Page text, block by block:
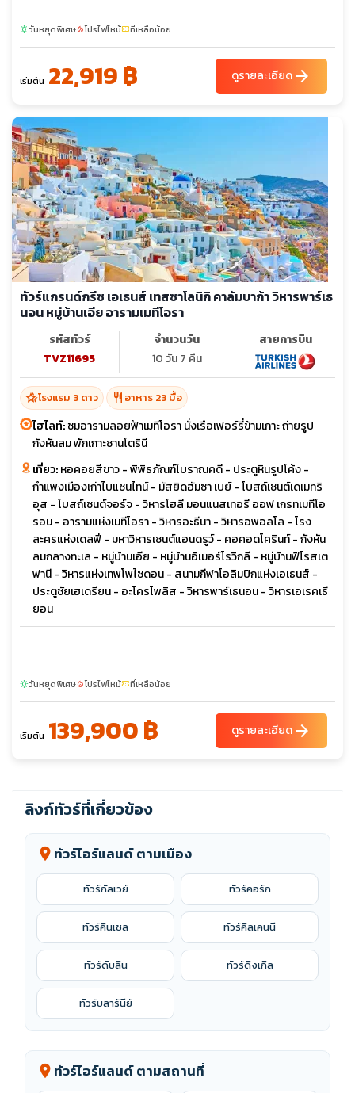
sunnyวันหยุดพิเศษlocal_fire_departmentโปรไฟไหม้confirmation_numberที่เหลือน้อย
เริ่มต้น 22,919 ฿ ดูรายละเอียดarrow_forward
ทัวร์แกรนด์กรีซ เอเธนส์ เทสซาโลนิกิ คาลัมบาก้า วิหารพาร์เธ
นอน หมู่บ้านเอีย อารามเมทีโอรา
รหัสทัวร์
TVZ11695
จำนวนวัน
10 วัน 7 คืน
สายการบิน
hotel_classโรงแรม 3 ดาว restaurant อาหาร 23 มื้อ
ไฮไลท์:ชมอารามลอยฟ้าเมทีโอรา นั่งเรือเฟอร์รี่ข้ามเกาะ ถ่ายรูป
กังหันลม พักเกาะซานโตรินี
เที่ยว:หอคอยสีขาว - พิพิธภัณฑ์โบราณคดี - ประตูหินรูปโค้ง -
กำแพงเมืองเก่าไบแซนไทน์ - มัสยิดฮัมซา เบย์ - โบสถ์เซนต์เดเมทริ
อุส - โบสถ์เซนต์จอร์จ - วิหารโฮลี มอนแนสเทอรี ออฟ เกรทเมทีโอ
รอน - อารามแห่งเมทีโอรา - วิหารอะธีนา - วิหารอพอลโล - โรง
ละครแห่งเดลฟี - มหาวิหารเซนต์แอนดรูว์ - คอคอดโครินท์ - กังหัน
ลมกลางทะเล - หมู่บ้านเอีย - หมู่บ้านอิเมอร์โรวิกลี - หมู่บ้านฟิโรสเต
ฟานี - วิหารแห่งเทพโพไซดอน - สนามกีฬาโอลิมปิกแห่งเอเธนส์ -
ประตูชัยเฮเดรียน - อะโครโพลิส - วิหารพาร์เธนอน - วิหารเอเรคเธี
ยอน
sunnyวันหยุดพิเศษlocal_fire_departmentโปรไฟไหม้confirmation_numberที่เหลือน้อย
เริ่มต้น 139,900 ฿ ดูรายละเอียดarrow_forward
ลิงก์ทัวร์ที่เกี่ยวข้อง
location_on ทัวร์ไอร์แลนด์ ตามเมือง
ทัวร์กัลเวย์ ทัวร์คอร์ก
ทัวร์คินเซล ทัวร์คิลเคนนี
ทัวร์ดับลิน ทัวร์ดิงเกิล
ทัวร์บลาร์นีย์
location_on ทัวร์ไอร์แลนด์ ตามสถานที่